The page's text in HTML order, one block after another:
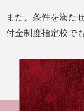
また、条件を満た
付金制度指定校で